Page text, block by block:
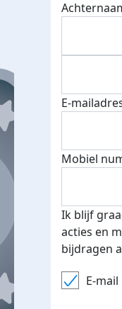
€500 euro
E-
Mobiel
Ik blijf
acties en
bijdragen
E-mail